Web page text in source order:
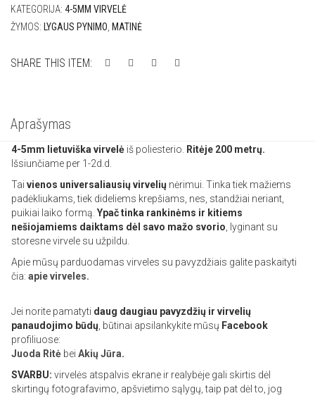
KATEGORIJA: 4-5MM VIRVELĖ
ŽYMOS: LYGAUS PYNIMO MATINĖ
SHARE THIS ITEM:
Aprašymas
4-5mm lietuviška virvelė iš poliesterio.
Ritėje 200 metrų.
Išsiunčiame per 1-2d.d.
Tai vienos universaliausių virvelių nėrimui. Tinka tiek mažiems
padėkliukams, tiek dideliems krepšiams, nes, standžiai neriant,
puikiai laiko formą. Ypač tinka rankinėms ir kitiems
nešiojamiems daiktams dėl savo mažo svorio , lyginant su
storesne virvele su užpildu.
Apie mūsų parduodamas virveles su pavyzdžiais galite paskaityti
čia: apie virveles.
Jei norite pamatyti daug daugiau pavyzdžių ir virvelių
panaudojimo būdų , būtinai apsilankykite mūsų Facebook
profiliuose:
Juoda Ritė bei Akių Jūra.
SVARBU: virvelės atspalvis ekrane ir realybėje gali skirtis dėl
skirtingų fotografavimo, apšvietimo sąlygų, taip pat dėl to, jog